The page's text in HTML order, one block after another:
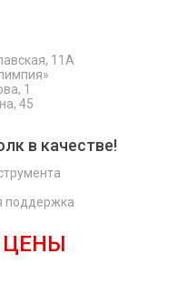
11А
1
45
в качестве!
поддержка